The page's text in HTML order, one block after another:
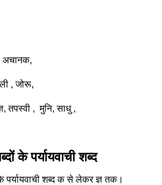
अचानक,
, जोरू,
तपस्वी , मुनि, साधु ,
के पर्यायवाची शब्द
पर्यायवाची शब्द क से लेकर ज्ञ तक।